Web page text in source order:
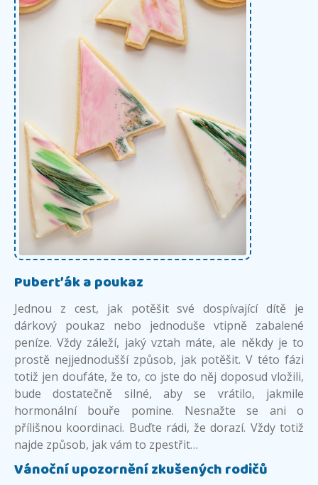
Puberťák a poukaz
Jednou z cest, jak potěšit své dospívající dítě je
dárkový poukaz nebo jednoduše vtipně zabalené
peníze. Vždy záleží, jaký vztah máte, ale někdy je to
prostě nejjednodušší způsob, jak potěšit. V této fázi
totiž jen doufáte, že to, co jste do něj doposud vložili,
bude dostatečně silné, aby se vrátilo, jakmile
hormonální bouře pomine. Nesnažte se ani o
přílišnou koordinaci. Buďte rádi, že dorazí. Vždy totiž
najde způsob, jak vám to zpestřit…
Vánoční upozornění zkušených rodičů